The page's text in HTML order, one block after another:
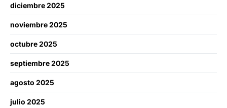
diciembre 2025
noviembre 2025
octubre 2025
septiembre 2025
agosto 2025
julio 2025